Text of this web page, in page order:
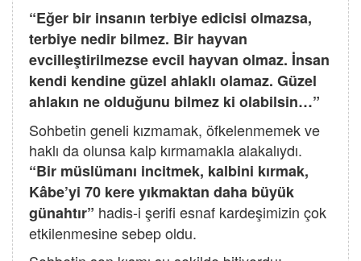
“Eğer bir insanın terbiye edicisi olmazsa,
terbiye nedir bilmez. Bir hayvan
evcilleştirilmezse evcil hayvan olmaz. İnsan
kendi kendine güzel ahlaklı olamaz. Güzel
ahlakın ne olduğunu bilmez ki olabilsin…”
Sohbetin geneli kızmamak, öfkelenmemek ve
haklı da olunsa kalp kırmamakla alakalıydı.
“Bir müslümanı incitmek, kalbini kırmak,
Kâbe’yi 70 kere yıkmaktan daha büyük
günahtır” hadis-i şerifi esnaf kardeşimizin çok
etkilenmesine sebep oldu.